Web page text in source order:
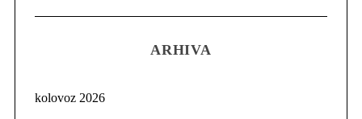
ARHIVA
kolovoz 2026